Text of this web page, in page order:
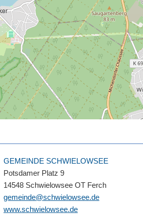
GEMEINDE SCHWIELOWSEE
Potsdamer Platz 9
14548 Schwielowsee OT Ferch
gemeinde@schwielowsee.de
www.schwielowsee.de